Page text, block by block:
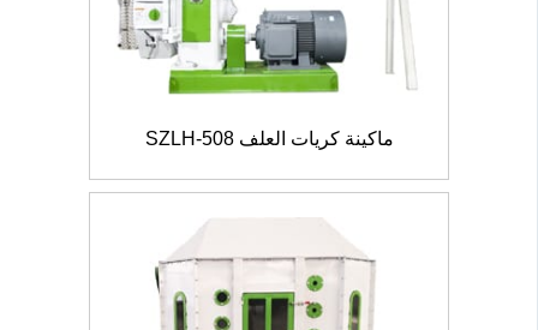
ماكينة كريات العلف SZLH-508